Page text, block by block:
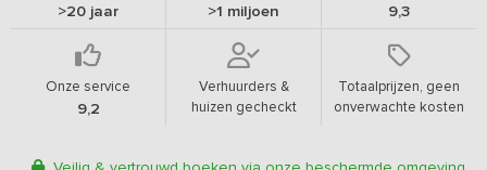
>20 jaar >1 miljoen 9,3
Onze service
9,2
Verhuurders &
huizen gecheckt
Totaalprijzen, geen
onverwachte kosten